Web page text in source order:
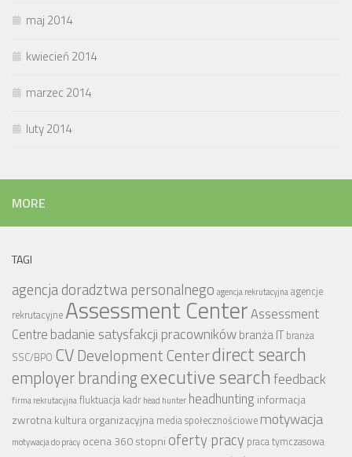
maj 2014
kwiecień 2014
marzec 2014
luty 2014
MORE
TAGI
agencja doradztwa personalnego agencja rekrutacyjnaagencje
rekrutacyjne Assessment CenterAssessment
Centre badanie satysfakcji pracownikówbranża IT branża
SSC/BPO CV Development Centerdirect search
employer brandingexecutive searchfeedback
firma rekrutacyjnafluktuacja kadr head hunter headhunting informacja
zwrotnakultura organizacyjna media społecznościowe motywacja
motywacja do pracy ocena 360 stopni oferty pracy praca tymczasowa